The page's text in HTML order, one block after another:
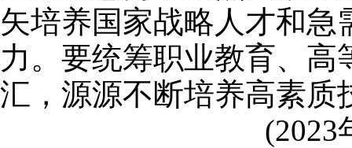
矢培养国家战略人才和
力。要统筹职业教育、
汇，源源不断培养高素质
(2023年